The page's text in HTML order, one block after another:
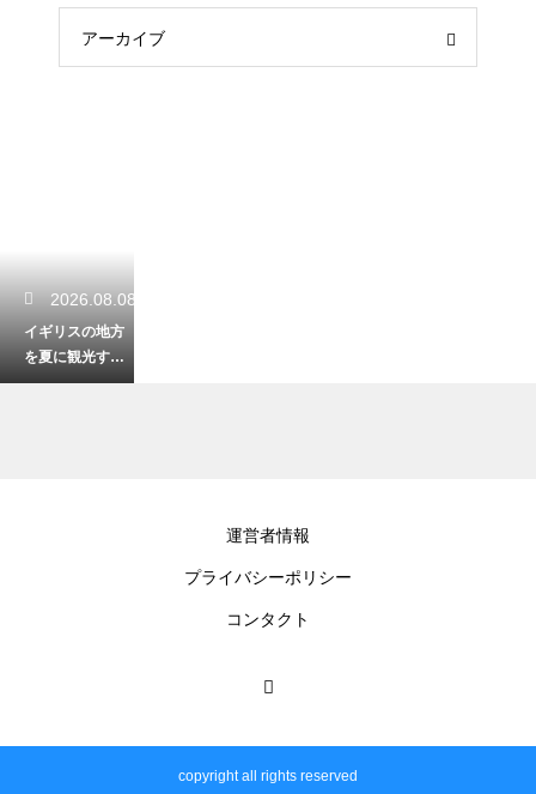
アーカイブ
2026.08.08
イギリスの地方
を夏に観光する
爽やかな楽しみ
運営者情報
プライバシーポリシー
コンタクト
copyright all rights reserved